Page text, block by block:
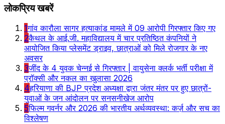
लोकप्रिय खबरें
1गांव कारौला सागर हत्याकांड मामले में 09 आरोपी गिरफ्तार किए गए
2कैथल के आई.जी. महाविद्यालय में चार प्रतिष्ठित कंपनियों ने
आयोजित किया प्लेसमेंट ड्राइव, छात्राओं को मिले रोजगार के नए
अवसर
3जींद के 4 युवक चेन्नई से गिरफ्तार | वायुसेना क्लर्क भर्ती परीक्षा में
प्रॉक्सी और नकल का खुलासा 2026
4हरियाणा की BJP प्रदेश अध्यक्षा द्वारा जंतर मंतर पर हुए छात्रों-
युवाओं के जन आंदोलन पर सनसनीखेज आरोप
5फिल्म गवर्नर और 2026 की भारतीय अर्थव्यवस्था: कर्ज़ और सच का
विश्लेषण